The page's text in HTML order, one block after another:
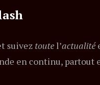
suivez toutel’actualité
en continu, partout